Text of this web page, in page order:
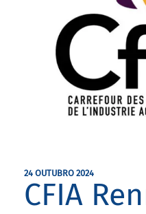
24 OUTUBRO 2024
CFIA